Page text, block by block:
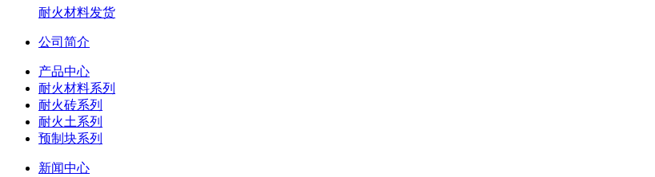
耐火材料发货
公司简介
产品中心
耐火材料系列
耐火砖系列
耐火土系列
预制块系列
新闻中心